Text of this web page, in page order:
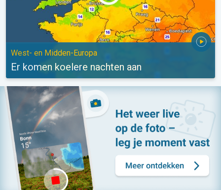
West- en Midden-Europa
Er komen koelere nachten aan